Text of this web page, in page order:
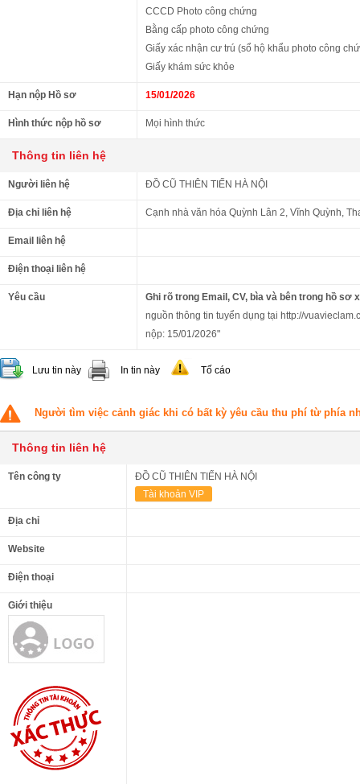
CCCD Photo công chứng
Bằng cấp photo công chứng
Giấy xác nhận cư trú (sổ hộ khẩu photo công
Giấy khám sức khỏe
Hạn nộp Hồ sơ 15/01/2026
Hình thức nộp hồ sơ Mọi hình thức
Thông tin liên hệ
Người liên hệ ĐỒ CŨ THIÊN TIẾN HÀ NỘI
Địa chỉ liên hệ Cạnh nhà văn hóa Quỳnh Lân 2, Vĩnh Quỳnh,
Email liên hệ
Điện thoại liên hệ
Yêu cầu
Ghi rõ trong Email, CV, bìa và bên trong hồ sơ
nguồn thông tin tuyển dụng tại http://
nộp: 15/01/2026"
Lưu tin này In tin này Tố cáo
Người tìm việc cảnh giác khi có bất kỳ yêu cầu thu phí từ phía
Thông tin liên hệ
Tên công ty
ĐỒ CŨ THIÊN TIẾN HÀ NỘI
Tài khoản VIP
Địa chỉ
Website
Điện thoại
Giới thiệu